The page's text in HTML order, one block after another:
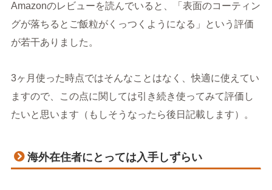
Amazonのレビューを読んでいると、「表面のコーティン
グが落ちるとご飯粒がくっつくようになる」という評価
が若干ありました。
3ヶ月使った時点ではそんなことはなく、快適に使えてい
ますので、この点に関しては引き続き使ってみて評価し
たいと思います（もしそうなったら後日記載します）。
海外在住者にとっては入手しずらい